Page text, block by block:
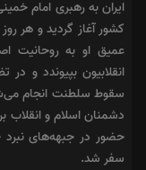
ایران به رهبری امام
کشور آغاز گردید و هر
عمیق او به روحانیت
انقلابیون بپیوندد و
سقوط سلطنت انجام
دشمنان اسلام و انقلاب
حضور در جبهه‌های
سفر شد.